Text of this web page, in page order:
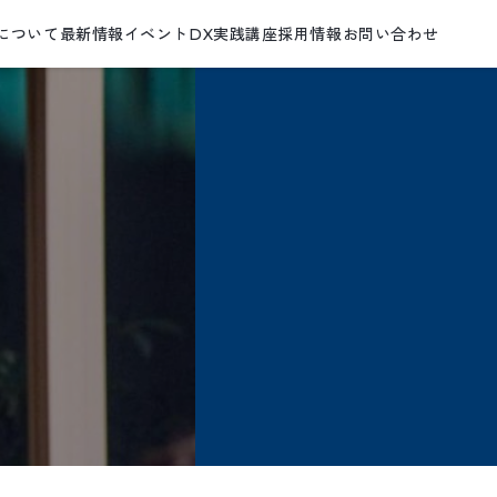
ついて 最新情報イベント DX実践講座採用情報 お問い合わせ